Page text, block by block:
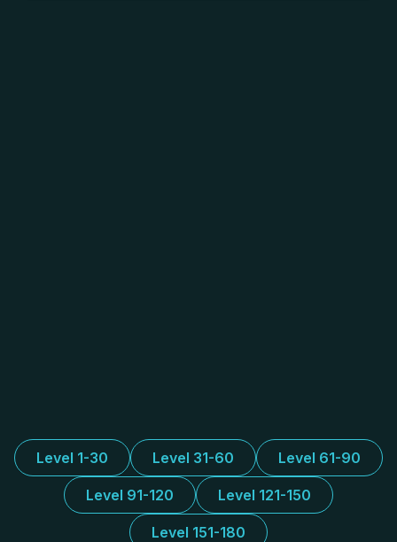
Level 1-30 Level 31-60 Level 61-90
Level 91-120 Level 121-150
Level 151-180